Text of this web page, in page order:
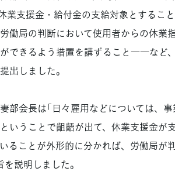
支援金・給付金の支給対象とすること
働局の判断において使用者からの休業
できるよう措置を講ずること――など
出しました。
会長は「日々雇用などについては、
いうことで齟齬が出て、休業支援金が
ることが外形的に分かれば、労働局が
説明しました。